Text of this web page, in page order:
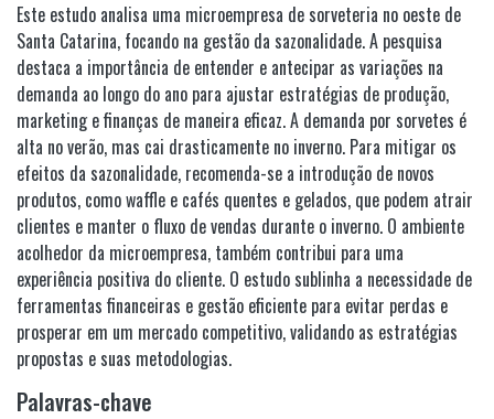
Este estudo analisa uma microempresa de sorveteria no oeste de
Santa Catarina, focando na gestão da sazonalidade. A pesquisa
destaca a importância de entender e antecipar as variações na
demanda ao longo do ano para ajustar estratégias de produção,
marketing e finanças de maneira eficaz. A demanda por sorvetes é
alta no verão, mas cai drasticamente no inverno. Para mitigar os
efeitos da sazonalidade, recomenda-se a introdução de novos
produtos, como waffle e cafés quentes e gelados, que podem atrair
clientes e manter o fluxo de vendas durante o inverno. O ambiente
acolhedor da microempresa, também contribui para uma
experiência positiva do cliente. O estudo sublinha a necessidade de
ferramentas financeiras e gestão eficiente para evitar perdas e
prosperar em um mercado competitivo, validando as estratégias
propostas e suas metodologias.
Palavras-chave